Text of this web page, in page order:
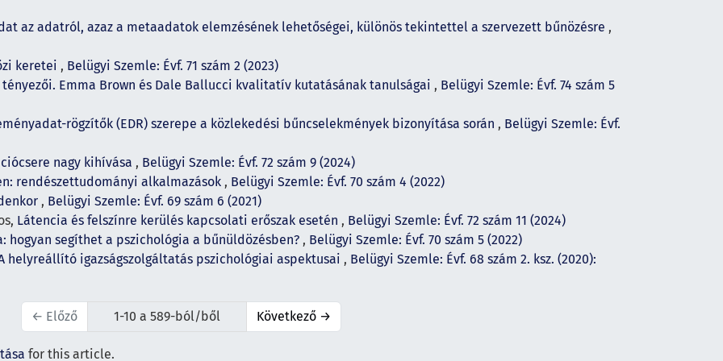
az adatról, azaz a metaadatok elemzésének lehetőségei, különös tekintettel a szervezett bűnözésre ,
keretei , Belügyi Szemle: Évf. 71 szám 2 (2023)
Emma Brown és Dale Ballucci kvalitatív kutatásának tanulságai , Belügyi Szemle: Évf. 74 szám 5
rögzítők (EDR) szerepe a közlekedési bűncselekmények bizonyítása során , Belügyi Szemle: Évf.
nagy kihívása , Belügyi Szemle: Évf. 72 szám 9 (2024)
rendészettudományi alkalmazások , Belügyi Szemle: Évf. 70 szám 4 (2022)
, Belügyi Szemle: Évf. 69 szám 6 (2021)
Látencia és felszínre kerülés kapcsolati erőszak esetén , Belügyi Szemle: Évf. 72 szám 11 (2024)
segíthet a pszichológia a bűnüldözésben? , Belügyi Szemle: Évf. 70 szám 5 (2022)
helyreállító igazságszolgáltatás pszichológiai aspektusai , Belügyi Szemle: Évf. 68 szám 2. ksz. (2020):
← Előző 1-10 a 589-ból/ből Következő →
for this article.